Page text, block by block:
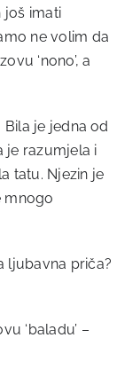
još imati
ne volim da
‘nono’, a
je jedna od
je razumjela i
tatu. Njezin je
mnogo
ljubavna priča?
‘baladu’ –